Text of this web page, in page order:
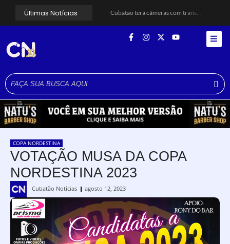
Últimas Notícias
Cubatão terá câmeras com transmissão ao vivo de pontos turísticos pela internet
Guarujá cria força-tarefa para enfrentar crise no abastecimento de água
Pai e filho ficam feridos após se esfaquearem durante briga em Cubatão
Projeto Caminhos Seguros amplia atendimento à população vulnerável em Cubatão
COPA NORDESTINA
VOTAÇÃO MUSA DA COPA
NORDESTINA 2023
Cubatão Notícias agosto 12, 2023